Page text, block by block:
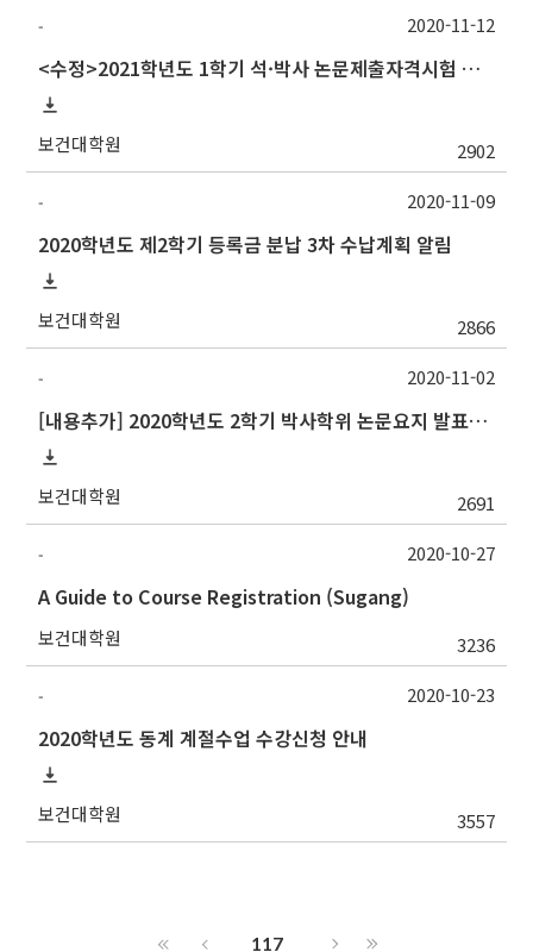
-
<수정>2021학년도 1학기 석·박사 논문제출자격시험 안내 (TSQ exam)_시험일변경
보건대학원 2902
2020-11-12
-
2020학년도 제2학기 등록금 분납 3차 수납계획 알림
보건대학원 2866
2020-11-09
-
[내용추가] 2020학년도 2학기 박사학위 논문요지 발표회 안내
보건대학원 2691
2020-11-02
-
A Guide to Course Registration (Sugang)
보건대학원 3236
2020-10-27
-
2020학년도 동계 계절수업 수강신청 안내
보건대학원 3557
2020-10-23
117